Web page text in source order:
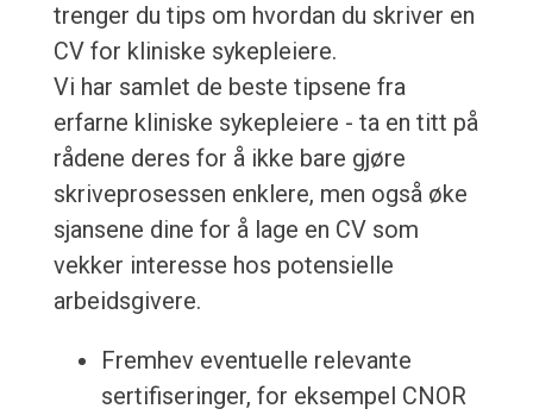
trenger du tips om hvordan du skriver en
CV for kliniske sykepleiere.
Vi har samlet de beste tipsene fra
erfarne kliniske sykepleiere - ta en titt på
rådene deres for å ikke bare gjøre
skriveprosessen enklere, men også øke
sjansene dine for å lage en CV som
vekker interesse hos potensielle
arbeidsgivere.
Fremhev eventuelle relevante
sertifiseringer, for eksempel CNOR